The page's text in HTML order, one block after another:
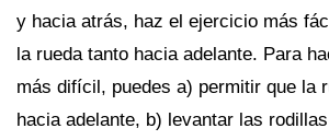
y hacia atrás, haz el ejercicio más
la rueda tanto hacia adelante. Para
más difícil, puedes a) permitir que la
hacia adelante, b) levantar las